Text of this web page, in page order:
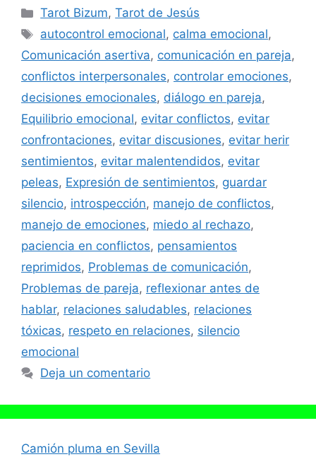
Categorías
Tarot Bizum,Tarot de Jesús
Etiquetas
autocontrol emocional, calma emocional,
Comunicación asertiva, comunicación en pareja,
conflictos interpersonales, controlar emociones,
decisiones emocionales, diálogo en pareja,
Equilibrio emocional, evitar conflictos, evitar
confrontaciones, evitar discusiones, evitar herir
sentimientos, evitar malentendidos, evitar
peleas, Expresión de sentimientos, guardar
silencio, introspección, manejo de conflictos,
manejo de emociones, miedo al rechazo,
paciencia en conflictos, pensamientos
reprimidos, Problemas de comunicación,
Problemas de pareja, reflexionar antes de
hablar, relaciones saludables, relaciones
tóxicas, respeto en relaciones, silencio
emocional
Deja un comentario
Camión pluma en Sevilla